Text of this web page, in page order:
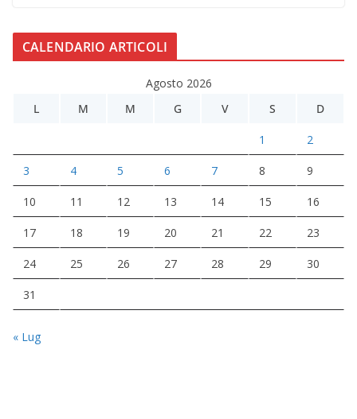
CALENDARIO ARTICOLI
Agosto 2026
L
M M G V S D
1 2
3 4 5 6 7 8 9
10 11 12 13 14 15 16
17 18 19 20 21 22 23
24 25 26 27 28 29 30
31
« Lug